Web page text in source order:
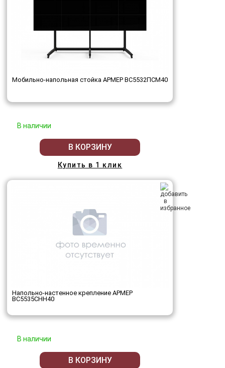
Мобильно-напольная стойка АРМЕР ВС5532ПСМ40
В наличии
В КОРЗИНУ
Купить в 1 клик
Напольно-настенное крепление АРМЕР
ВС5535СНН40
В наличии
В КОРЗИНУ